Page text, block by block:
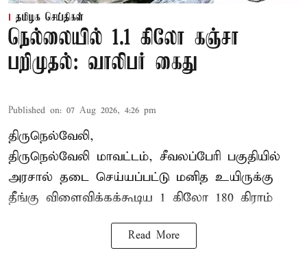
தமிழக செய்திகள்
நெல்லையில் 1.1 கிலோ கஞ்சா
பறிமுதல்: வாலிபர் கைது
Published on: 07 Aug 2026, 4:26 pm
திருநெல்வேலி,
திருநெல்வேலி மாவட்டம், சீவலப்பேரி பகுதியில்
அரசால் தடை செய்யப்பட்டு மனித உயிருக்கு
தீங்கு விளைவிக்கக்கூடிய 1 கிலோ 180 கிராம்
Read More